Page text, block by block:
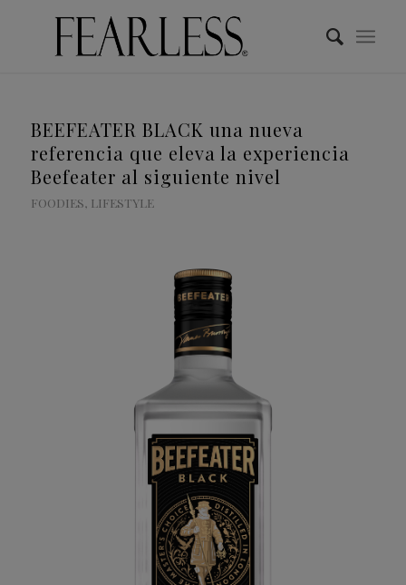
BEEFEATER BLACK una nueva
referencia que eleva la experiencia
Beefeater al siguiente nivel
FOODIES, LIFESTYLE